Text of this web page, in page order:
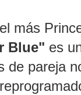
más
Blue" es
de pareja